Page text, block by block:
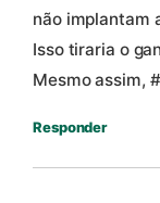
não implantam
Isso tiraria o
Mesmo assim,
Responder